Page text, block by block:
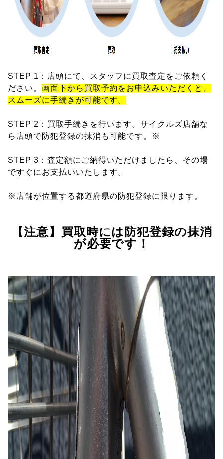
STEP 1：店頭にて、スタッフに買取査定をご依頼く
ださい。 画面下から買取予約をお申込みいただくと、
スムーズに手続きが可能です。
STEP 2：買取手続きを行います。サイクルズ店舗な
ら店頭で防犯登録の抹消も可能です。※
STEP 3：査定額にご納得いただけましたら、その場
ですぐにお支払いいたします。
※店舗が位置する都道府県の防犯登録に限ります。
【注意】買取時には防犯登録の抹消
が必要です！